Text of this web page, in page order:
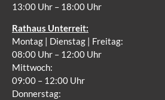
13:00 Uhr – 18:00 Uhr
Rathaus Unterreit:
Montag | Dienstag | Freitag:
08:00 Uhr – 12:00 Uhr
Mittwoch:
09:00 – 12:00 Uhr
Donnerstag: